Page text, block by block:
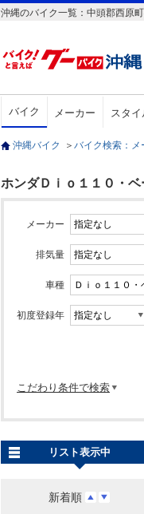
沖縄のバイク一覧：中頭郡西原
バイク メーカー スタイ
沖縄バイク ＞ バイク検索：メ
ホンダＤｉｏ１１０・
メーカー
排気量
車種
初度登録年
こだわり条件で検索
新着順
リスト表示中